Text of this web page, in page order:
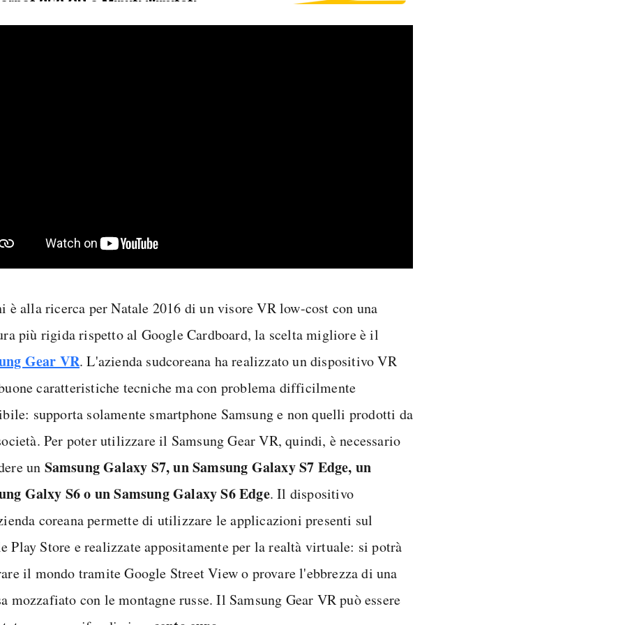
250 GB e Minuti illimitati
SIM GRATIS
è alla ricerca per Natale 2016 di un visore VR low-cost con una
più rigida rispetto al Google Cardboard, la scelta migliore è il
Gear VR. L'azienda sudcoreana ha realizzato un dispositivo VR
caratteristiche tecniche ma con problema difficilmente
supporta solamente smartphone Samsung e non quelli prodotti da
Per poter utilizzare il Samsung Gear VR, quindi, è necessario
un Samsung Galaxy S7, un Samsung Galaxy S7 Edge, un
Galxy S6 o un Samsung Galaxy S6 Edge. Il dispositivo
coreana permette di utilizzare le applicazioni presenti sul
Play Store e realizzate appositamente per la realtà virtuale: si potrà
il mondo tramite Google Street View o provare l'ebbrezza di una
mozzafiato con le montagne russe. Il Samsung Gear VR può essere